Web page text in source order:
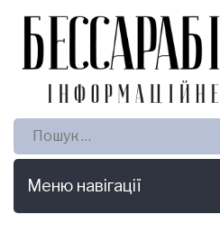
Пошук:
Меню навігації